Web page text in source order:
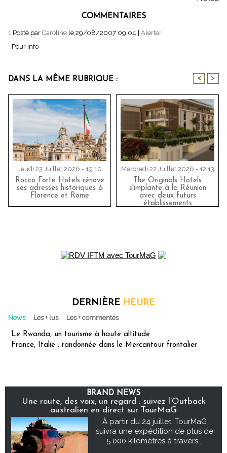
COMMENTAIRES
1. Posté par Caroline le 29/08/2007 09:04
Alerter
Pour info
DANS LA MÊME RUBRIQUE : < >
Jeudi 23 Juillet 2026 - 19:10
Rocco Forte Hotels rénove
ses adresses historiques à
Florence et Rome
Mercredi 22 Juillet 2026 - 12:13
The Originals Hotels
s'implante à la Réunion
avec deux futurs
établissements
DERNIÈRE HEURE
News Les + lus Les + commentés
Le Rwanda, un tourisme à haute altitude
France, Italie : randonnée dans le Mercantour frontalier
BRAND NEWS
Une route, des voix, un regard : suivez l’Outback
australien en direct sur TourMaG
À partir du 24 juillet, TourMaG
suivra une expédition de plus de
5 000 kilomètres à travers...